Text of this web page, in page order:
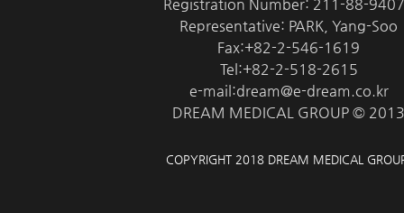
Registration Number: 211-88-
Representative: PARK, Yang-Soo
Fax:+82-2-546-1619
Tel:+82-2-518-2615
e-mail:dream@e-dream.co.kr
DREAM MEDICAL GROUP © 2013
COPYRIGHT 2018 DREAM MEDICAL